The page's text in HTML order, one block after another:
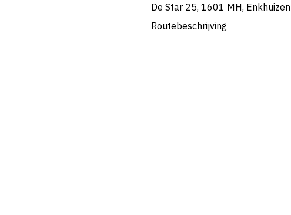
De Star 25, 1601 MH, Enkhuizen
Routebeschrijving